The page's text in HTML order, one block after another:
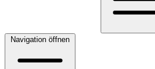
Navigation öffnen